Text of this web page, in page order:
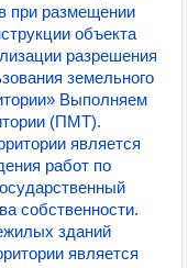
при размещении
объекта
разрешения
земельного
Выполняем
(ПМТ).
является
работ по
собственности.
зданий
является